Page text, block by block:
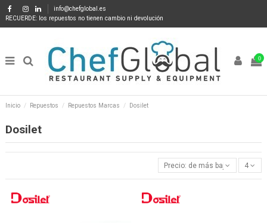
info@chefglobal.es
RECUERDE: los repuestos no tienen cambio ni devolución
0
Inicio Repuestos Repuestos Marcas Dosilet
Dosilet
Precio: de más bajo a más alto
4